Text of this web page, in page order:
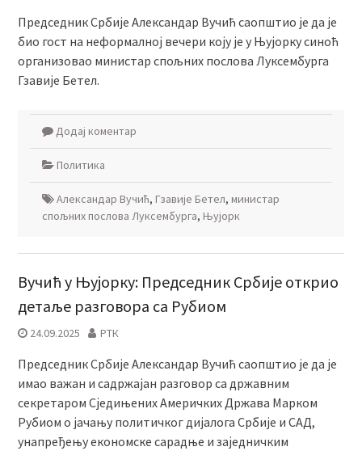
Председник Србије Александар Вучић саопштио је да је
био гост на неформалној вечери коју је у Њујорку синоћ
организовао министар спољних послова Луксембурга
Гзавије Бетел.
Додај коментар
Политика
Александар Вучић, Гзавије Бетел, министар
спољних послова Луксембурга, Њујорк
Вучић у Њујорку: Председник Србије открио
детаље разговора са Рубиом
24.09.2025 РТК
Председник Србије Александар Вучић саопштио је да је
имао важан и садржајан разговор са државним
секретаром Сједињених Америчких Држава Марком
Рубиом о јачању политичког дијалога Србије и САД,
унапређењу економске сарадње и заједничким